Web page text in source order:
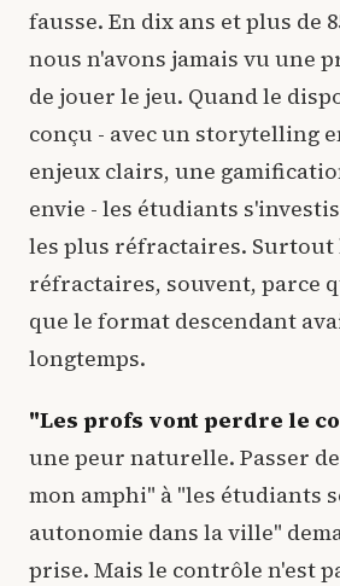
fausse. En dix ans et plus de
nous n'avons jamais vu une
de jouer le jeu. Quand le
conçu - avec un storytelling
enjeux clairs, une
envie - les étudiants
les plus réfractaires. Surtout
réfractaires, souvent, parce
que le format descendant
longtemps.
"Les profs vont perdre le
une peur naturelle. Passer
mon amphi" à "les étudiants
autonomie dans la ville"
prise. Mais le contrôle n'est